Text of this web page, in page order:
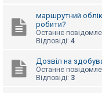
ш
маршрутний
робити?
Останнє
Відповіді: 4
Дозвіл на
Останнє
Відповіді: 3